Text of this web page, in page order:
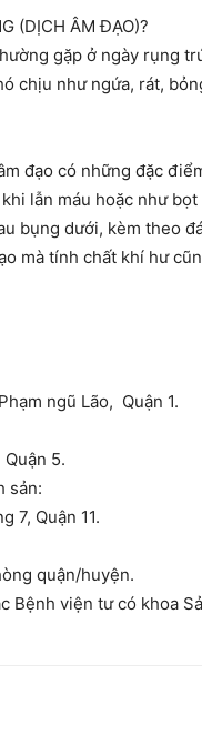
(DỊCH ÂM ĐẠO)?
gặp ở ngày rụng
chịu như ngứa, rát,
đạo có những đặc
lẫn máu hoặc như
bụng dưới, kèm theo
mà tính chất khí hư
ngũ Lão, Quận 1.
5.
sản:
7, Quận 11.
quận/huyện.
Bệnh viện tư có khoa